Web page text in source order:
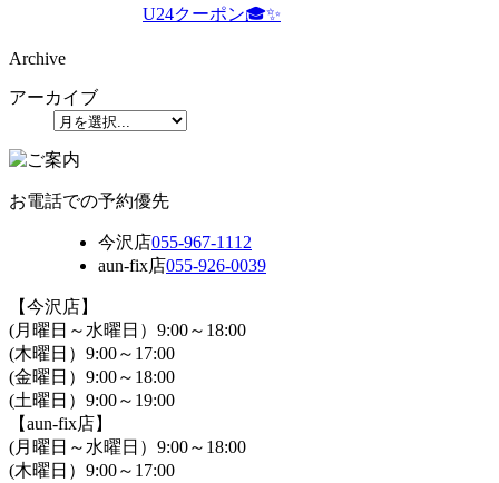
U24クーポン🎓✨
Archive
アーカイブ
お電話での予約優先
今沢店055-967-1112
aun-fix店055-926-0039
【今沢店】
(月曜日～水曜日）9:00～18:00
(木曜日）9:00～17:00
(金曜日）9:00～18:00
(土曜日）9:00～19:00
【aun-fix店】
(月曜日～水曜日）9:00～18:00
(木曜日）9:00～17:00